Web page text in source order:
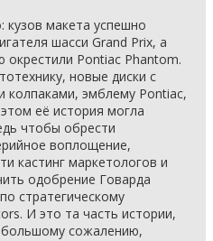
кузов макета успешно
шасси Grand Prix, а
Pontiac Phantom.
новые диски с
колпаками, эмблему Pontiac,
её история могла
чтобы обрести
воплощение,
кастинг маркетологов и
одобрение Говарда
стратегическому
И это та часть истории,
большому сожалению,